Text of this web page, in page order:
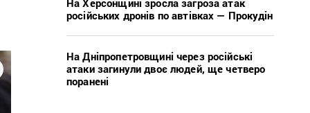
російських дронів по автівках — Прокудін
На Дніпропетровщині через російські
атаки загинули двоє людей, ще четверо
поранені